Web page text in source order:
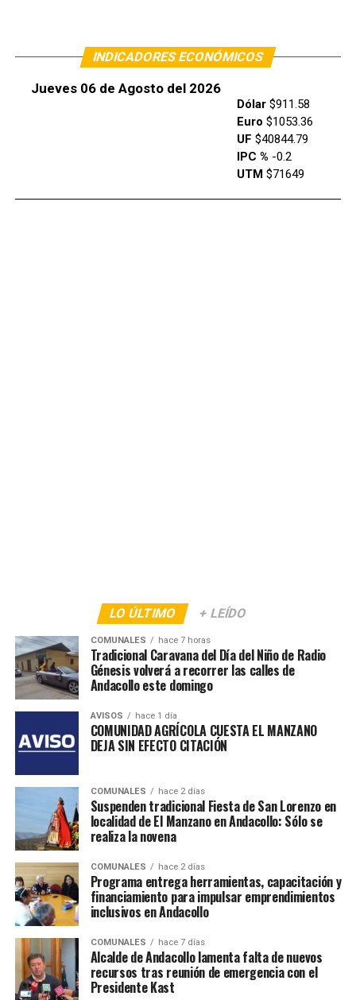
INDICADORES ECONÓMICOS
Jueves 06 de Agosto del 2026
Dólar$911.58
Euro $1053.36
UF $40844.79
IPC % -0.2
UTM $71649
LO ÚLTIMO + LEÍDO
COMUNALES hace 7 horas
Tradicional Caravana del Día del Niño de Radio
Génesis volverá a recorrer las calles de
Andacollo este domingo
AVISOS hace 1 día
COMUNIDAD AGRÍCOLA CUESTA EL MANZANO
DEJA SIN EFECTO CITACIÓN
COMUNALES hace 2 días
Suspenden tradicional Fiesta de San Lorenzo en
localidad de El Manzano en Andacollo: Sólo se
realiza la novena
COMUNALES hace 2 días
Programa entrega herramientas, capacitación y
financiamiento para impulsar emprendimientos
inclusivos en Andacollo
COMUNALES hace 7 días
Alcalde de Andacollo lamenta falta de nuevos
recursos tras reunión de emergencia con el
Presidente Kast